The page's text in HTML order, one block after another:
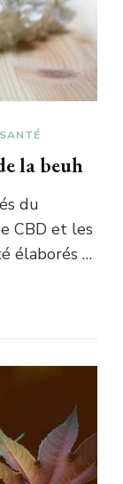
SANTÉ
la beuh
du
CBD et les
élaborés …